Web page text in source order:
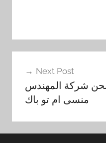
Next Post
نحن شركة المهندس
منسى ام تو باك